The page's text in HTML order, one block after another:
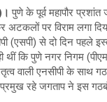
पुणे के पूर्व महापौर
अटकलों पर विराम लगा
(एसपी) से दो दिन पहले
कि पुणे नगर निगम
वाली एनसीपी के साथ
रहे जगताप ने इस